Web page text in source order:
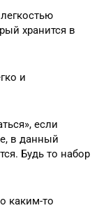
хранится в
и
если
в данный
Будь то набор
каким-то